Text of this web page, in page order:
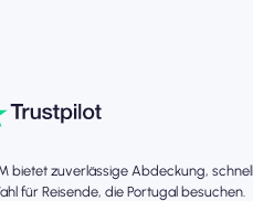
bietet zuverlässige Abdeckung,
für Reisende, die Portugal besuchen.